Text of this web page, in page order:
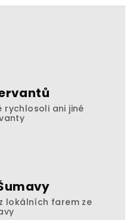
rychlosoli ani jiné
lokálních farem ze